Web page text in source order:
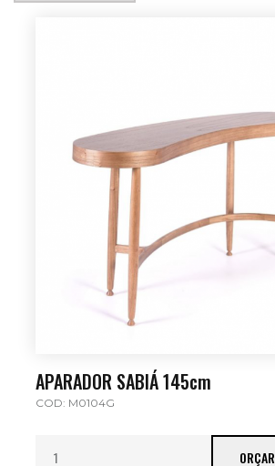
APARADOR SABIÁ 145cm
COD: M0104G
ORÇAR